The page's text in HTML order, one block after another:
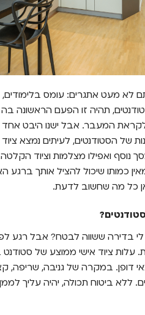
לא מעט אתגרים: עומס
תהיה זו הפעם הראשונה בה
המעבר. אבל ישנו היבט אחד
של הסטודנטים, לעיתים נמצא ציוד
נוסף ואפילו מצלמות וציוד
כמותו שיכול להציל אותך ברגע
כל מה שחשוב לדעת.
בדירה ששווה לבטח? אבל רגע
ציוד אישי ממוצע של סטודנט
דופן. במקרה של גניבה, שריפה,
ללא ביטוח תכולה, יהיה עליך